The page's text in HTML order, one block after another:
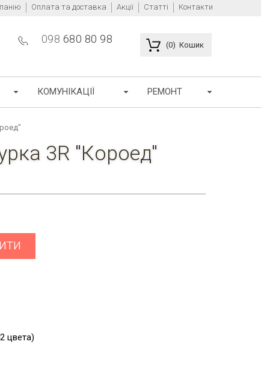
Оплата та доставка Акції Статті Контакти
(0) Кошик
098 680 80 98
КОМУНІКАЦІЇ РЕМОНТ
3R "Короед"
цвета)